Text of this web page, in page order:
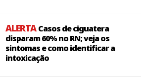
ALERTACasos de ciguatera
disparam 60% no RN; veja os
sintomas e como identificar a
intoxicação